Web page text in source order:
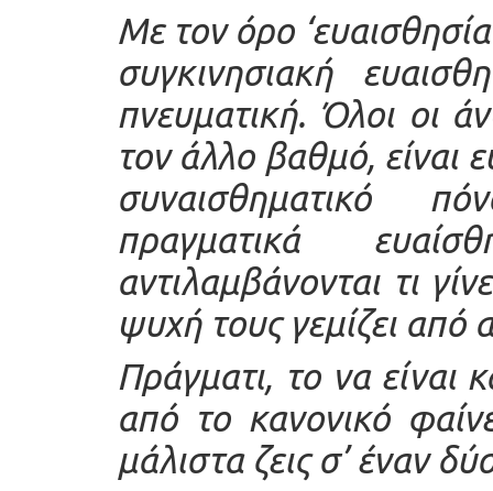
Με τον όρο
συγκινησιακή
πνευματική. Όλοι οι
τον άλλο βαθμό, είναι
συναισθηματικό
πραγματικά
αντιλαμβάνονται τι
ψυχή τους γεμίζει από
Πράγματι, το να είναι
από το κανονικό
μάλιστα ζεις σ’ έναν